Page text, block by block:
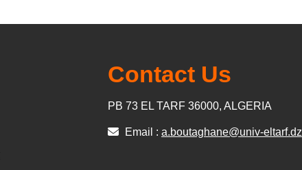
Contact Us
PB 73 EL TARF 36000, ALGERIA
Email : a.boutaghane@univ-eltarf.dz